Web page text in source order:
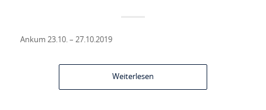
Ankum 23.10. – 27.10.2019
Weiterlesen